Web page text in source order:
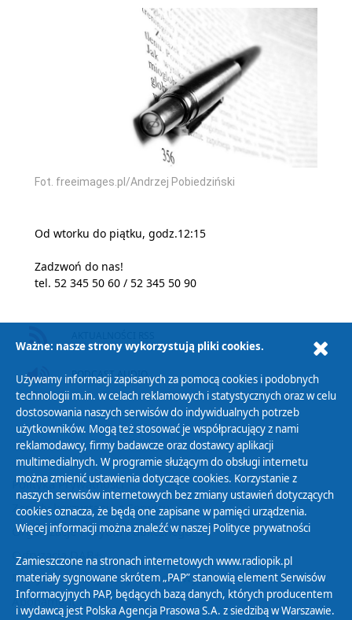
Fot. freeimages.pl/Andrzej Pobiedziński
Od wtorku do piątku, godz.12:15
Zadzwoń do nas!
tel. 52 345 50 60 / 52 345 50 90
PODCAST AUDIO
Polityka Prywatności
Zasady korzystania z Serwisu
Organizacje Pożytku Publicznego
Cyfryzacja DAB+
Polityka ochrony danych osobowych
Abonament
Ważne: nasze strony wykorzystują pliki cookies.
Używamy informacji zapisanych za pomocą cookies i podobnych
technologii m.in. w celach reklamowych i statystycznych oraz w celu
dostosowania naszych serwisów do indywidualnych potrzeb
użytkowników. Mogą też stosować je współpracujący z nami
reklamodawcy, firmy badawcze oraz dostawcy aplikacji
multimedialnych. W programie służącym do obsługi internetu
można zmienić ustawienia dotyczące cookies. Korzystanie z
naszych serwisów internetowych bez zmiany ustawień dotyczących
cookies oznacza, że będą one zapisane w pamięci urządzenia.
Więcej informacji można znaleźć w naszej Polityce prywatności
Zamieszczone na stronach internetowych www.radiopik.pl
materiały sygnowane skrótem „PAP” stanowią element Serwisów
Informacyjnych PAP, będących bazą danych, których producentem
i wydawcą jest Polska Agencja Prasowa S.A. z siedzibą w Warszawie.